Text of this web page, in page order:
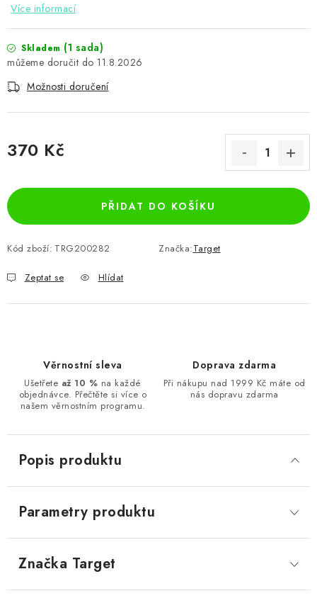
Více informací
Skladem (1 sada)
11.8.2026
Možnosti doručení
370 Kč
PŘIDAT DO KOŠÍKU
Kód zboží: TRG200282 Značka:Target
Zeptat se Hlídat
Věrnostní sleva
Ušetřete až 10 % na každé
objednávce. Přečtěte si více o
našem věrnostním programu.
Doprava zdarma
Při nákupu nad 1999 Kč máte od
nás dopravu zdarma
Popis produktu
Parametry produktu
Značka Target